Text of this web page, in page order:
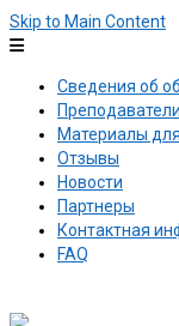
Skip to Main Content
Сведения об
Материалы
Отзывы
Новости
Партнеры
Контактная
FAQ